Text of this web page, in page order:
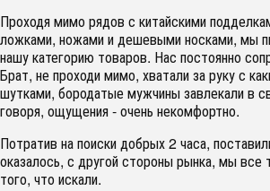
Проходя мимо рядов с китайскими
ложками, ножами и дешевыми носками, мы
нашу категорию товаров. Нас постоянно
Брат, не проходи мимо, хватали за руку с
шутками, бородатые мужчины завлекали в
говоря, ощущения - очень некомфортно.
Потратив на поиски добрых 2 часа,
оказалось, с другой стороны рынка, мы все
того, что искали.